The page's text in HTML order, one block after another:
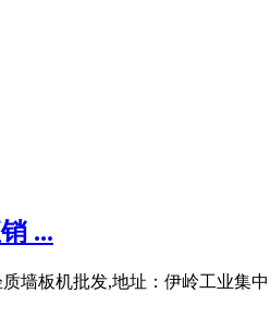
...
墙板机批发,地址：伊岭工业集